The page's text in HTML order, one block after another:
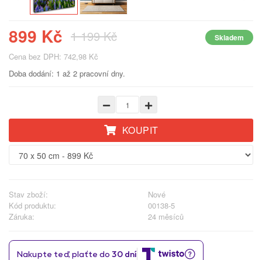
899 Kč 1 199 Kč Skladem
Cena bez DPH: 742,98 Kč
Doba dodání: 1 až 2 pracovní dny.
KOUPIT
Stav zboží:
Nové
Kód produktu:
00138-5
Záruka:
24 měsíců